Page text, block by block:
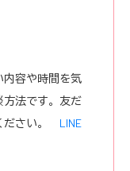
内容や時間を気
方法です。友だ
ださい。 LINE